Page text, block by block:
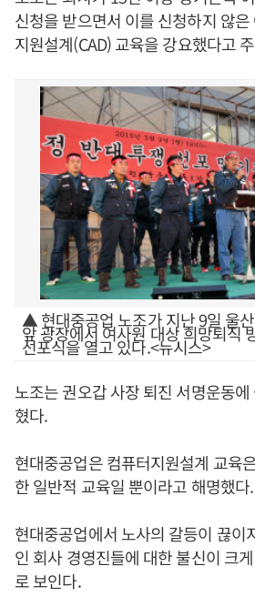
신청을 받으면서 이를 신청하지 않
지원설계(CAD) 교육을 강요했다고
▲ 현대중공업 노조가 지난 9일 울
앞 광장에서 여사원 대상 희망퇴직
선포식을 열고 있다.<뉴시스>
노조는 권오갑 사장 퇴진 서명운동
혔다.
현대중공업은 컴퓨터지원설계 교육
한 일반적 교육일 뿐이라고 해명했다.
현대중공업에서 노사의 갈등이 끊이
인 회사 경영진들에 대한 불신이 크
로 보인다.